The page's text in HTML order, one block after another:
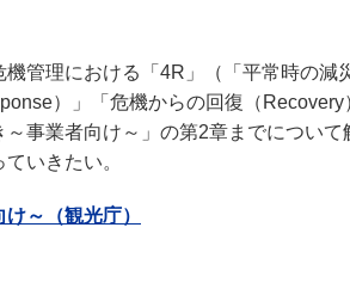
管理における「4R」（「平常時の減
）」「危機からの回復（
事業者向け～」の第2章までについて
いきたい。
～（観光庁）